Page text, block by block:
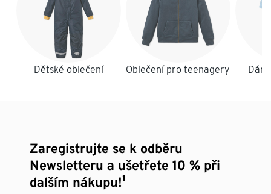
Dětské oblečení Oblečení pro teenagery
Zaregistrujte se k odběru
Newsletteru a ušetřete 10 % při
dalším nákupu!¹